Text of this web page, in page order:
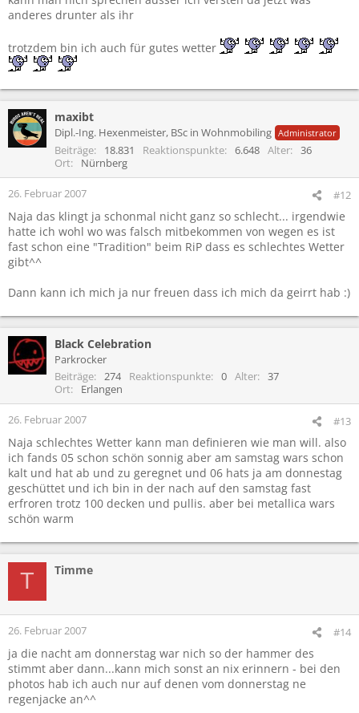
anderes drunter als ihr
trotzdem bin ich auch für gutes wetter
maxibt
Dipl.-Ing. Hexenmeister, BSc in Wohnmobiling Administrator
Beiträge 18.831 Reaktionspunkte 6.648 Alter
36
Ort
Nürnberg
26. Februar 2007 #12
Naja das klingt ja schonmal nicht ganz so schlecht... irgendwie
hatte ich wohl wo was falsch mitbekommen von wegen es ist
fast schon eine "Tradition" beim RiP dass es schlechtes Wetter
gibt^^
Dann kann ich mich ja nur freuen dass ich mich da geirrt hab :)
Black Celebration
Parkrocker
Beiträge
274 Reaktionspunkte 0 Alter
37
Ort
Erlangen
26. Februar 2007 #13
Naja schlechtes Wetter kann man definieren wie man will. also
ich fands 05 schon schön sonnig aber am samstag wars schon
kalt und hat ab und zu geregnet und 06 hats ja am donnestag
geschüttet und ich bin in der nach auf den samstag fast
erfroren trotz 100 decken und pullis. aber bei metallica wars
schön warm
T Timme
26. Februar 2007 #14
ja die nacht am donnerstag war nich so der hammer des
stimmt aber dann...kann mich sonst an nix erinnern - bei den
photos hab ich auch nur auf denen vom donnerstag ne
regenjacke an^^